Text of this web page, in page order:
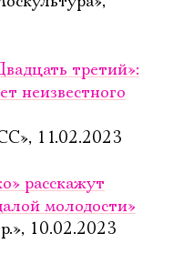
третий»:
неизвестного
11.02.2023
расскажут
молодости»
10.02.2023